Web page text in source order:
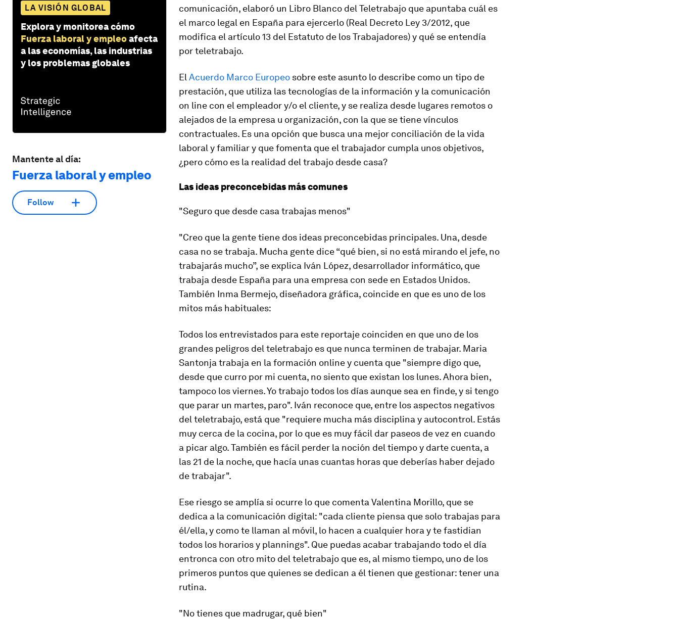
LA VISIÓN GLOBAL
Explora y monitorea cómo
Fuerza laboral y empleoafecta
a las economías, las industrias
y los problemas globales
Mantente al día:
Fuerza laboral y empleo
Follow
comunicación, elaboró un Libro Blanco del Teletrabajo que apuntaba cuál es
el marco legal en España para ejercerlo (Real Decreto Ley 3/2012, que
modifica el artículo 13 del Estatuto de los Trabajadores) y qué se entendía
por teletrabajo.
El Acuerdo Marco Europeo sobre este asunto lo describe como un tipo de
prestación, que utiliza las tecnologías de la información y la comunicación
on line con el empleador y/o el cliente, y se realiza desde lugares remotos o
alejados de la empresa u organización, con la que se tiene vínculos
contractuales. Es una opción que busca una mejor conciliación de la vida
laboral y familiar y que fomenta que el trabajador cumpla unos objetivos,
¿pero cómo es la realidad del trabajo desde casa?
Las ideas preconcebidas más comunes
"Seguro que desde casa trabajas menos"
"Creo que la gente tiene dos ideas preconcebidas principales. Una, desde
casa no se trabaja. Mucha gente dice “qué bien, si no está mirando el jefe, no
trabajarás mucho”, se explica Iván López, desarrollador informático, que
trabaja desde España para una empresa con sede en Estados Unidos.
También Inma Bermejo, diseñadora gráfica, coincide en que es uno de los
mitos más habituales:
Todos los entrevistados para este reportaje coinciden en que uno de los
grandes peligros del teletrabajo es que nunca terminen de trabajar. Maria
Santonja trabaja en la formación onliney cuenta que "siempre digo que,
desde que curro por mi cuenta, no siento que existan los lunes. Ahora bien,
tampoco los viernes. Yo trabajo todos los días aunque sea en finde, y si tengo
que parar un martes, paro". Iván reconoce que, entre los aspectos negativos
del teletrabajo, está que "requiere mucha más disciplina y autocontrol. Estás
muy cerca de la cocina, por lo que es muy fácil dar paseos de vez en cuando
a picar algo. También es fácil perder la noción del tiempo y darte cuenta, a
las 21 de la noche, que hacía unas cuantas horas que deberías haber dejado
de trabajar".
Ese riesgo se amplía si ocurre lo que comenta Valentina Morillo, que se
dedica a la comunicación digital: "cada cliente piensa que solo trabajas para
él/ella, y como te llaman al móvil, lo hacen a cualquier hora y te fastidian
todos los horarios y plannings". Que puedas acabar trabajando todo el día
entronca con otro mito del teletrabajo que es, al mismo tiempo, uno de los
primeros puntos que quienes se dedican a él tienen que gestionar: tener una
rutina.
"No tienes que madrugar, qué bien"